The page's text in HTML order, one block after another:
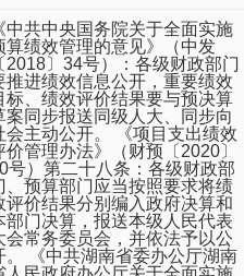
中共中央国务院关于全面实施
算绩效管理的意见》（中发
2018〕34号）：各级财政部门
推进绩效信息公开，重要绩效
标、绩效评价结果要与预决算
案同步报送同级人大、同步向
会主动公开。 《项目支出绩效
价管理办法》（财预〔2020〕
号）第二十八条：各级财政部
、预算部门应当按照要求将绩
评价结果分别编入政府决算和
部门决算，报送本级人民代表
会常务委员会，并依法予以公
。 《中共湖南省委办公厅湖南